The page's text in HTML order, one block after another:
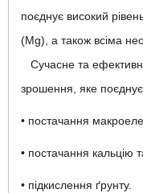
поєднує високий
(Mg), а також всіма
Сучасне та
зрошення, яке
• постачання
• постачання кальцію
• підкислення ґрунту.